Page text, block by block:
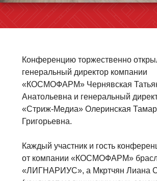
Конференцию торжественно
генеральный директор компании
«КОСМОФАРМ» Чернявская
Анатольевна и генеральный
«Стриж-Медиа» Олеринская
Григорьевна.
Каждый участник и гость
от компании «КОСМОФАРМ»
«ЛИГНАРИУС», а Мкртчян Лиана